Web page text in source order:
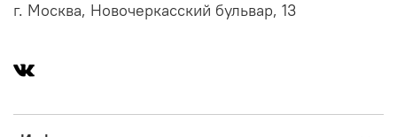
г. Москва, Новочеркасский бульвар, 13